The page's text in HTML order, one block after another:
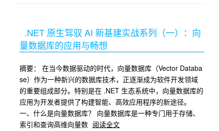
.NET 原生驾驭 AI 新基建实战系列（一）：向
量数据库的应用与畅想
摘要： 在当今数据驱动的时代，向量数据库（Vector Databa
se）作为一种新兴的数据库技术，正逐渐成为软件开发领域
的重要组成部分。特别是在 .NET 生态系统中，向量数据库的
应用为开发者提供了构建智能、高效应用程序的新途径。
一、什么是向量数据库？ 向量数据库是一种专门用于存储、
索引和查询高维向量数 阅读全文